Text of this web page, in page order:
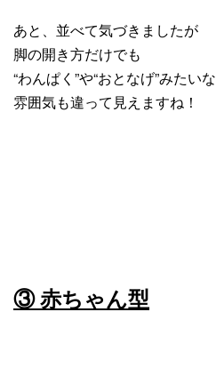
あと、並べて気づきましたが
脚の開き方だけでも
“わんぱく”や“おとなげ”みたいな
雰囲気も違って見えますね！
③ 赤ちゃん型